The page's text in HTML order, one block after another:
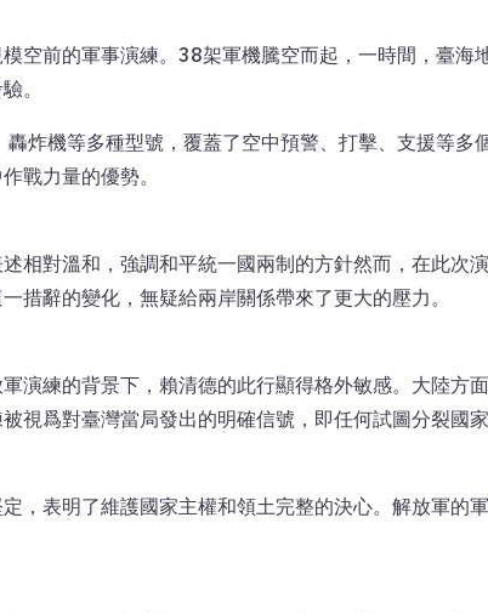
空前的軍事演練。38架軍機騰空而起，一時間，臺海
。
炸機等多種型號，覆蓋了空中預警、打擊、支援等多
戰力量的優勢。
相對溫和，強調和平統一國兩制的方針然而，在此次
措辭的變化，無疑給兩岸關係帶來了更大的壓力。
演練的背景下，賴清德的此行顯得格外敏感。大陸方
視爲對臺灣當局發出的明確信號，即任何試圖分裂國
，表明了維護國家主權和領土完整的決心。解放軍的